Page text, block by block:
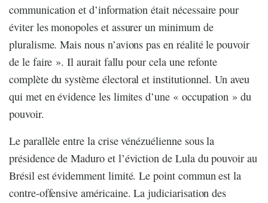
communication et d’information était nécessaire pour
éviter les monopoles et assurer un minimum de
pluralisme. Mais nous n’avions pas en réalité le pouvoir
de le faire ». Il aurait fallu pour cela une refonte
complète du système électoral et institutionnel. Un aveu
qui met en évidence les limites d’une « occupation » du
pouvoir.
Le parallèle entre la crise vénézuélienne sous la
présidence de Maduro et l’éviction de Lula du pouvoir au
Brésil est évidemment limité. Le point commun est la
contre-offensive américaine. La judiciarisation des